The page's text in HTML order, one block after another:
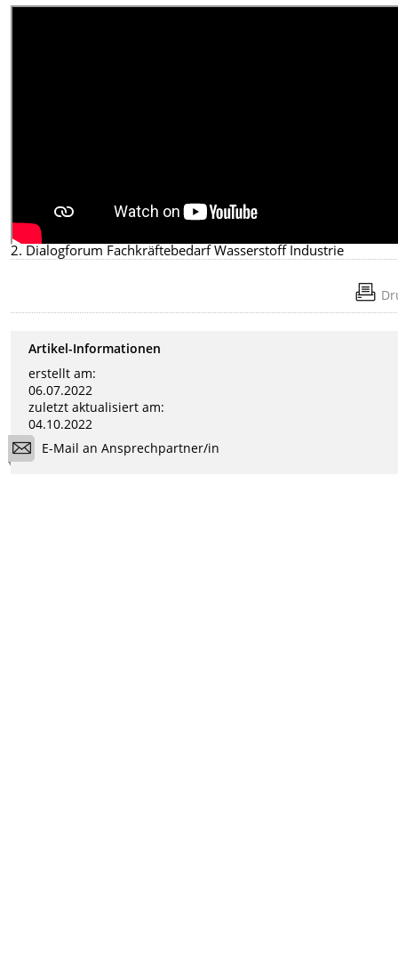
2. Dialogforum Fachkräftebedarf Wasserstoff Industrie
Artikel-Informationen
erstellt am:
06.07.2022
zuletzt aktualisiert am:
04.10.2022
E-Mail an Ansprechpartner/in